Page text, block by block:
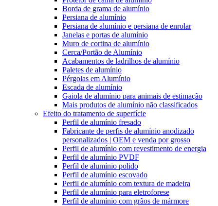
Borda de grama de alumínio
Persiana de alumínio
Persiana de alumínio e persiana de enrolar
Janelas e portas de alumínio
Muro de cortina de alumínio
Cerca/Portão de Alumínio
Acabamentos de ladrilhos de alumínio
Paletes de alumínio
Pérgolas em Alumínio
Escada de alumínio
Gaiola de alumínio para animais de estimação
Mais produtos de alumínio não classificados
Efeito do tratamento de superfície
Perfil de alumínio fresado
Fabricante de perfis de alumínio anodizado
personalizados | OEM e venda por grosso
Perfil de alumínio com revestimento de energia
Perfil de alumínio PVDF
Perfil de alumínio polido
Perfil de alumínio escovado
Perfil de alumínio com textura de madeira
Perfil de alumínio para eletroforese
Perfil de alumínio com grãos de mármore